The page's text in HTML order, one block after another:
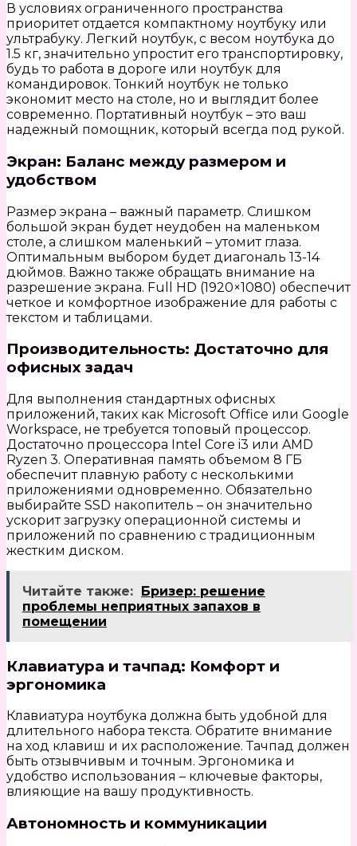
В условиях ограниченного пространства
приоритет отдается компактному ноутбуку или
ультрабуку. Легкий ноутбук, с весом ноутбука до
1.5 кг, значительно упростит его транспортировку,
будь то работа в дороге или ноутбук для
командировок. Тонкий ноутбук не только
экономит место на столе, но и выглядит более
современно. Портативный ноутбук – это ваш
надежный помощник, который всегда под рукой.
Экран: Баланс между размером и
удобством
Размер экрана – важный параметр. Слишком
большой экран будет неудобен на маленьком
столе, а слишком маленький – утомит глаза.
Оптимальным выбором будет диагональ 13-14
дюймов. Важно также обращать внимание на
разрешение экрана. Full HD (1920×1080) обеспечит
четкое и комфортное изображение для работы с
текстом и таблицами.
Производительность: Достаточно для
офисных задач
Для выполнения стандартных офисных
приложений, таких как Microsoft Office или Google
Workspace, не требуется топовый процессор.
Достаточно процессора Intel Core i3 или AMD
Ryzen 3. Оперативная память объемом 8 ГБ
обеспечит плавную работу с несколькими
приложениями одновременно. Обязательно
выбирайте SSD накопитель – он значительно
ускорит загрузку операционной системы и
приложений по сравнению с традиционным
жестким диском.
Читайте также: Бризер: решение
проблемы неприятных запахов в
помещении
Клавиатура и тачпад: Комфорт и
эргономика
Клавиатура ноутбука должна быть удобной для
длительного набора текста. Обратите внимание
на ход клавиш и их расположение. Тачпад должен
быть отзывчивым и точным. Эргономика и
удобство использования – ключевые факторы,
влияющие на вашу продуктивность.
Автономность и коммуникации